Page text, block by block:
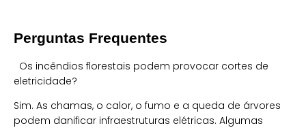
Perguntas Frequentes
Os incêndios florestais podem provocar cortes de
eletricidade?
Sim. As chamas, o calor, o fumo e a queda de árvores
podem danificar infraestruturas elétricas. Algumas